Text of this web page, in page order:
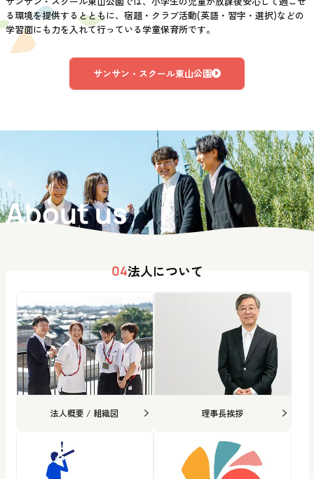
る環境を提供するとともに、宿題・クラブ活動(英語・習字・選択)などの
学習面にも力を入れて行っている学童保育所です。
サンサン・スクール東山公園
About us
04法人について
法人概要 / 組織図 理事長挨拶